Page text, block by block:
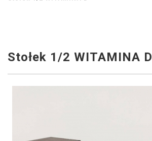
Stołek 1/2 WITAMINA D